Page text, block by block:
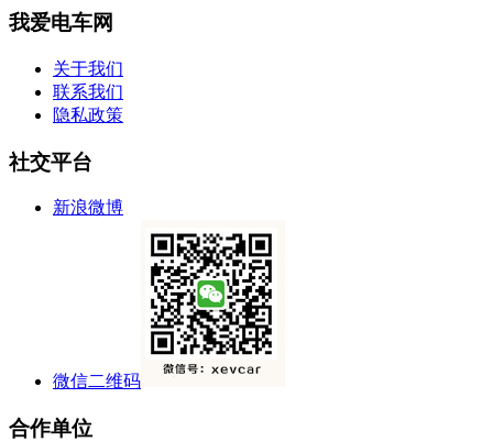
我爱电车网
关于我们
联系我们
隐私政策
社交平台
新浪微博
微信二维码
合作单位